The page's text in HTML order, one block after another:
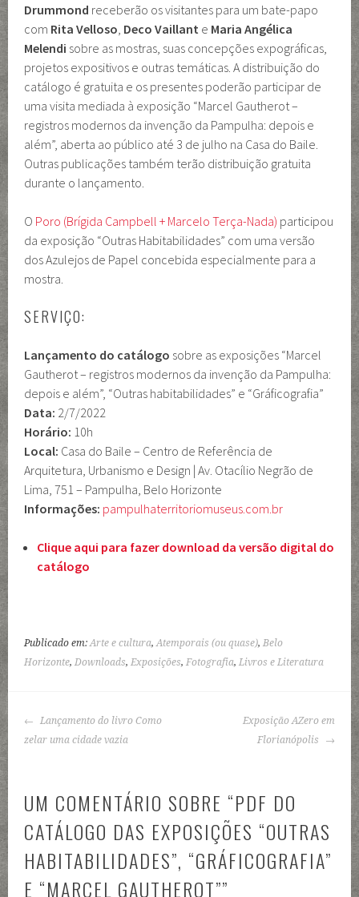
Drummond receberão os visitantes para um bate-papo
com Rita Velloso Deco Vaillant e Maria Angélica
Melendi sobre as mostras, suas concepções expográficas,
projetos expositivos e outras temáticas. A distribuição do
catálogo é gratuita e os presentes poderão participar de
uma visita mediada à exposição “Marcel Gautherot –
registros modernos da invenção da Pampulha: depois e
além”, aberta ao público até 3 de julho na Casa do Baile.
Outras publicações também terão distribuição gratuita
durante o lançamento.
O Poro (Brígida Campbell + Marcelo Terça-Nada) participou
da exposição “Outras Habitabilidades” com uma versão
dos Azulejos de Papel concebida especialmente para a
mostra.
SERVIÇO:
Lançamento do catálogo sobre as exposições “Marcel
Gautherot – registros modernos da invenção da Pampulha:
depois e além”, “Outras habitabilidades” e “Gráficografia”
Data: 2/7/2022
Horário: 10h
Local: Casa do Baile – Centro de Referência de
Arquitetura, Urbanismo e Design | Av. Otacílio Negrão de
Lima, 751 – Pampulha, Belo Horizonte
Informações: pampulhaterritoriomuseus.com.br
Clique aqui para fazer download da versão digital do
catálogo
Publicado em:Arte e cultura,Atemporais (ou quase), Belo
Horizonte, Downloads, Exposições, Fotografia, Livros e Literatura
NAVEGAÇÃO
DE
Lançamento do livro Como
zelar uma cidade vazia
Exposição AZero em
Florianópolis
UM COMENTÁRIO SOBRE “PDF DO
CATÁLOGO DAS EXPOSIÇÕES “OUTRAS
HABITABILIDADES”, “GRÁFICOGRAFIA”
E “MARCEL GAUTHEROT””